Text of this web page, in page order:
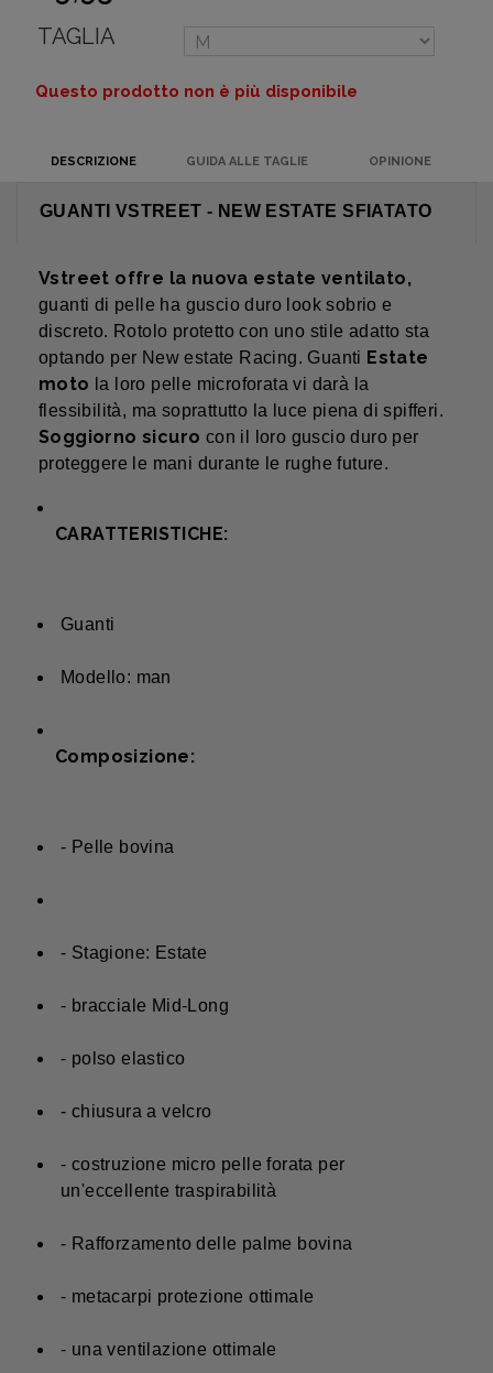
TAGLIA
Questo prodotto non è più disponibile
DESCRIZIONE GUIDA ALLE TAGLIE OPINIONE
GUANTI VSTREET - NEW ESTATE SFIATATO
Vstreet offre la nuova estate ventilato,
guanti di pelle ha guscio duro look sobrio e
discreto. Rotolo protetto con uno stile adatto sta
optando per New estate Racing. Guanti Estate
moto la loro pelle microforata vi darà la
flessibilità, ma soprattutto la luce piena di spifferi.
Soggiorno sicuro con il loro guscio duro per
proteggere le mani durante le rughe future.
CARATTERISTICHE:
Guanti
Modello: man
Composizione:
- Pelle bovina
- Stagione: Estate
- bracciale Mid-Long
- polso elastico
- chiusura a velcro
- costruzione micro pelle forata per
un'eccellente traspirabilità
- Rafforzamento delle palme bovina
- metacarpi protezione ottimale
- una ventilazione ottimale